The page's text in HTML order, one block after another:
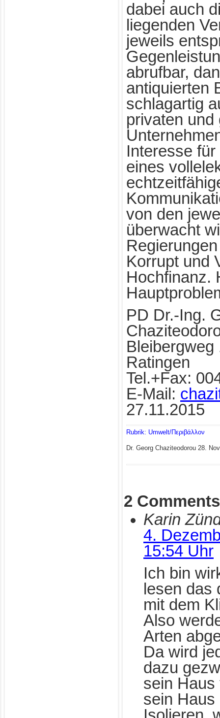
dabei auch
liegenden
jeweils
abrufbar,
antiquierten
schlagartig
privaten und
Interesse
eines
von den
überwacht
Korrupt und
Hochfinanz.
PD Dr.-Ing.
Bleibergweg
Ratingen
Tel.+Fax:
E-Mail:
27.11.2015
Rubrik: Umwelt/Περιβάλλον
Dr. Georg Chaziteodorou 28.
2 Comments
Karin
4.
15:54 Uhr
Ich bin
lesen das
mit dem
Also
Arten
Da wird
dazu
sein Haus
sein